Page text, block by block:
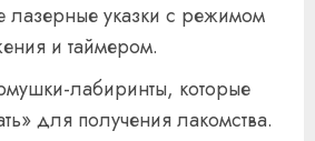
лазерные указки с режимом
и таймером.
лабиринты, которые
для получения лакомства.